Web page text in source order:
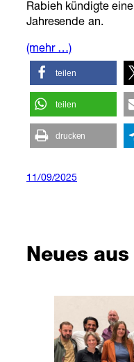
Rabieh kündigte
Jahresende an.
(mehr …)
teilen
teilen
drucken
11/09/2025
Neues